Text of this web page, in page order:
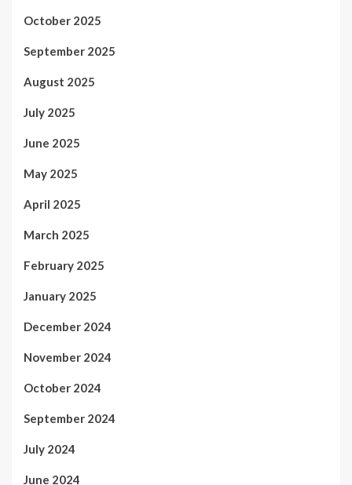
October 2025
September 2025
August 2025
July 2025
June 2025
May 2025
April 2025
March 2025
February 2025
January 2025
December 2024
November 2024
October 2024
September 2024
July 2024
June 2024